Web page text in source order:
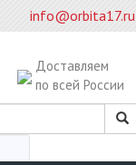
info@orbita17.ru
Доставляем
по всей России